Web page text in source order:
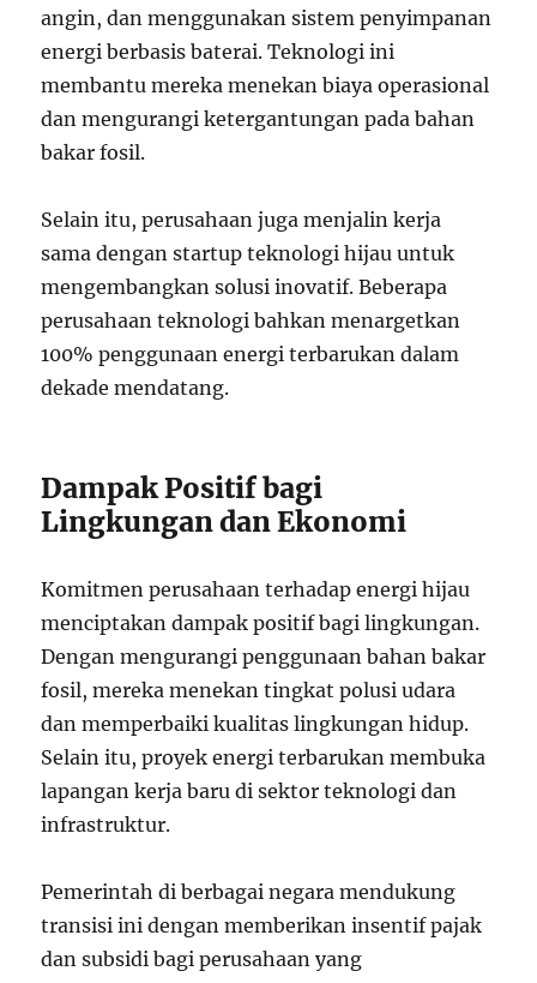
angin, dan menggunakan sistem penyimpanan
energi berbasis baterai. Teknologi ini
membantu mereka menekan biaya operasional
dan mengurangi ketergantungan pada bahan
bakar fosil.
Selain itu, perusahaan juga menjalin kerja
sama dengan startup teknologi hijau untuk
mengembangkan solusi inovatif. Beberapa
perusahaan teknologi bahkan menargetkan
100% penggunaan energi terbarukan dalam
dekade mendatang.
Dampak Positif bagi
Lingkungan dan Ekonomi
Komitmen perusahaan terhadap energi hijau
menciptakan dampak positif bagi lingkungan.
Dengan mengurangi penggunaan bahan bakar
fosil, mereka menekan tingkat polusi udara
dan memperbaiki kualitas lingkungan hidup.
Selain itu, proyek energi terbarukan membuka
lapangan kerja baru di sektor teknologi dan
infrastruktur.
Pemerintah di berbagai negara mendukung
transisi ini dengan memberikan insentif pajak
dan subsidi bagi perusahaan yang